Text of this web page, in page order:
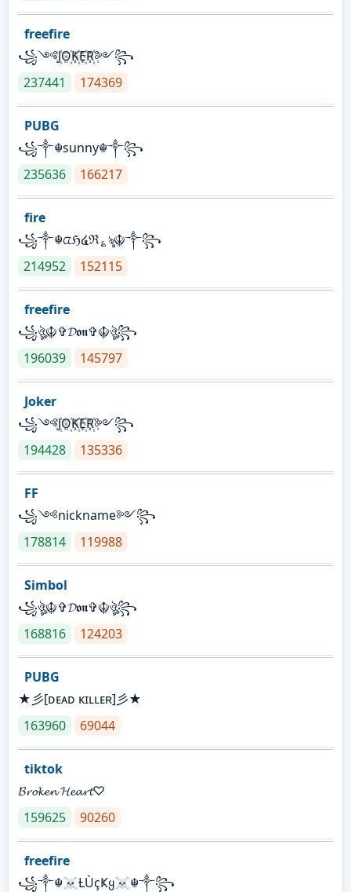
freefire
꧁༺J꙰O꙰K꙰E꙰R꙰༻꧂
237441
174369
PUBG
꧁༒☬sunny☬༒꧂
235636
166217
fire
꧁༒☬ᤂℌ໔ℜ؏ৡ☬༒꧂
214952
152115
freefire
꧁ঔৣ☬✞𝓓𝖔𝖓✞☬ঔৣ꧂
196039
145797
Joker
꧁༺J꙰O꙰K꙰E꙰R꙰༻꧂
194428
135336
FF
꧁༺nickname༻꧂
178814
119988
Simbol
꧁ঔৣ☬✞𝓓𝖔𝖓✞☬ঔৣ꧂
168816
124203
PUBG
★彡[ᴅᴇᴀᴅ ᴋɪʟʟᴇʀ]彡★
163960
69044
tiktok
𝓑𝓻𝓸𝓴𝓮𝓷 𝓗𝓮𝓪𝓻𝓽♡
159625
90260
freefire
꧁༒☬☠Ƚ︎ÙçҜყ☠︎☬༒꧂